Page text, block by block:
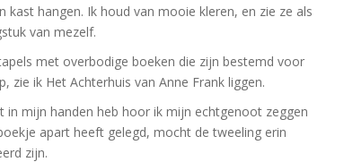
kast hangen. Ik houd van mooie kleren, en zie ze als
van mezelf.
met overbodige boeken die zijn bestemd voor
zie ik Het Achterhuis van Anne Frank liggen.
in mijn handen heb hoor ik mijn echtgenoot zeggen
apart heeft gelegd, mocht de tweeling erin
zijn.